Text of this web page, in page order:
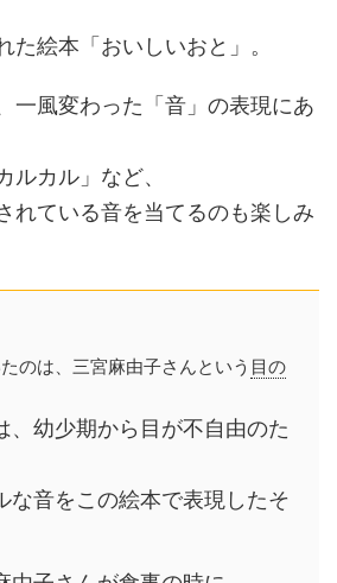
た絵本「おいしいおと」。
一風変わった「音」の表現にあ
ルカル」など、
れている音を当てるのも楽しみ
のは、三宮麻由子さんという 目の
、幼少期から目が不自由のた
な音をこの絵本で表現したそ